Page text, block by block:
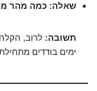
שאלה: כמה מהר
תשובה: לרוב,
ימים בודדים